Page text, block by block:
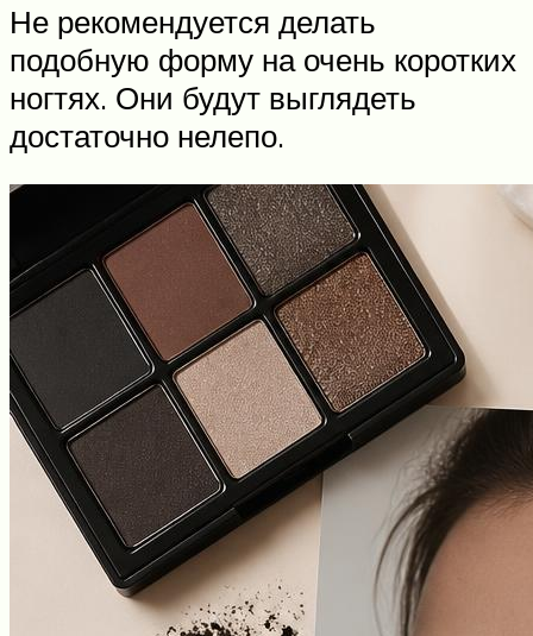
Не рекомендуется делать
подобную форму на очень коротких
ногтях. Они будут выглядеть
достаточно нелепо.